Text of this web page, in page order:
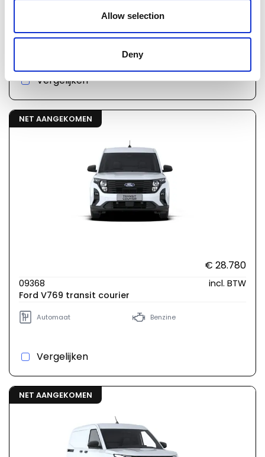
Allow selection
Deny
Ford V769 transit courier
Automaat Benzine
Vergelijken
NET AANGEKOMEN
€ 28.780
09368
incl. BTW
Ford V769 transit courier
Automaat Benzine
Vergelijken
NET AANGEKOMEN